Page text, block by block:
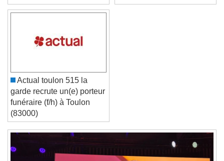
Font Family
Close Modal Dialog
End of dialog window.
h/f à La Madeleine (59110)
Actual toulon 515 la
garde recrute un(e) porteur
funéraire (f/h) à Toulon
(83000)